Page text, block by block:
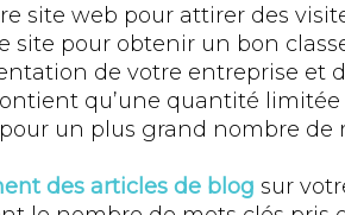
site web pour attirer des
site pour obtenir un bon
de votre entreprise et
qu’une quantité
un plus grand nombre de
des articles de blog sur